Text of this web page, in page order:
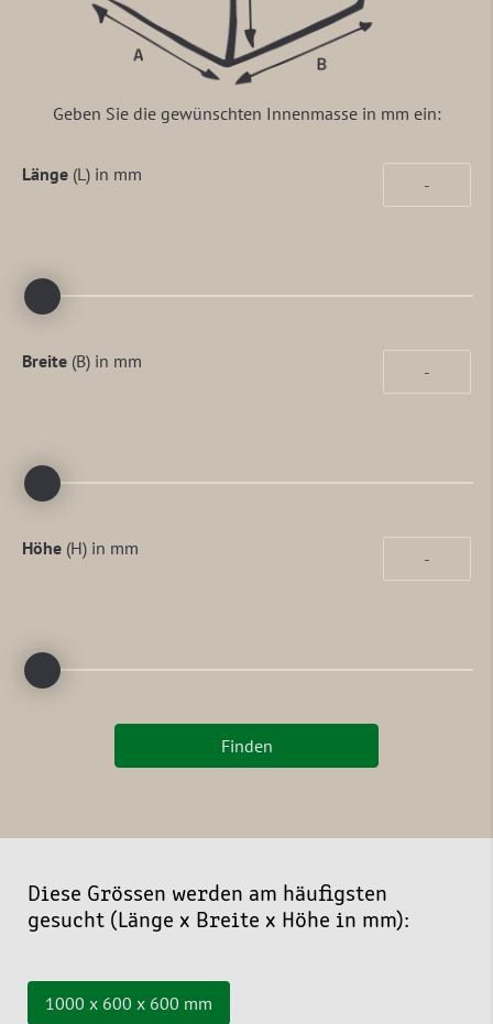
Geben Sie die gewünschten Innenmasse in mm ein:
Länge (L) in mm
Breite (B) in mm
Höhe (H) in mm
Finden
Diese Grössen werden am häufigsten
gesucht (Länge x Breite x Höhe in mm):
1000 x 600 x 600 mm